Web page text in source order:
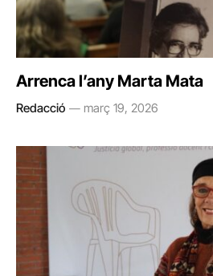
Arrenca l’any Marta Mata
Redacció març 19, 2026